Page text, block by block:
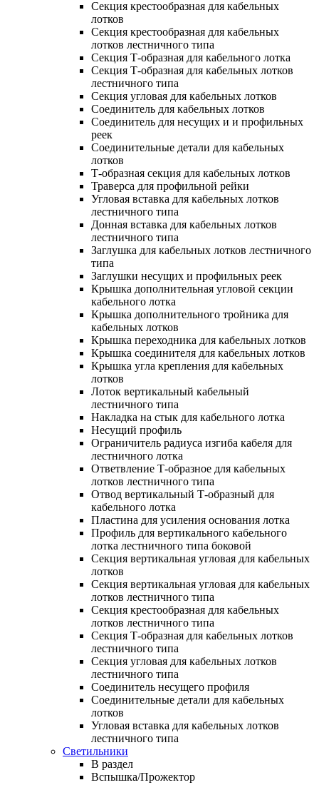
Секция крестообразная для кабельных
лотков
Секция крестообразная для кабельных
лотков лестничного типа
Секция Т-образная для кабельного лотка
Секция Т-образная для кабельных лотков
лестничного типа
Секция угловая для кабельных лотков
Соединитель для кабельных лотков
Соединитель для несущих и и профильных
реек
Соединительные детали для кабельных
лотков
Т-образная секция для кабельных лотков
Траверса для профильной рейки
Угловая вставка для кабельных лотков
лестничного типа
Донная вставка для кабельных лотков
лестничного типа
Заглушка для кабельных лотков лестничного
типа
Заглушки несущих и профильных реек
Крышка дополнительная угловой секции
кабельного лотка
Крышка дополнительного тройника для
кабельных лотков
Крышка переходника для кабельных лотков
Крышка соединителя для кабельных лотков
Крышка угла крепления для кабельных
лотков
Лоток вертикальный кабельный
лестничного типа
Накладка на стык для кабельного лотка
Несущий профиль
Ограничитель радиуса изгиба кабеля для
лестничного лотка
Ответвление Т-образное для кабельных
лотков лестничного типа
Отвод вертикальный Т-образный для
кабельного лотка
Пластина для усиления основания лотка
Профиль для вертикального кабельного
лотка лестничного типа боковой
Секция вертикальная угловая для кабельных
лотков
Секция вертикальная угловая для кабельных
лотков лестничного типа
Секция крестообразная для кабельных
лотков лестничного типа
Секция Т-образная для кабельных лотков
лестничного типа
Секция угловая для кабельных лотков
лестничного типа
Соединитель несущего профиля
Соединительные детали для кабельных
лотков
Угловая вставка для кабельных лотков
лестничного типа
Светильники
В раздел
Вспышка/Прожектор